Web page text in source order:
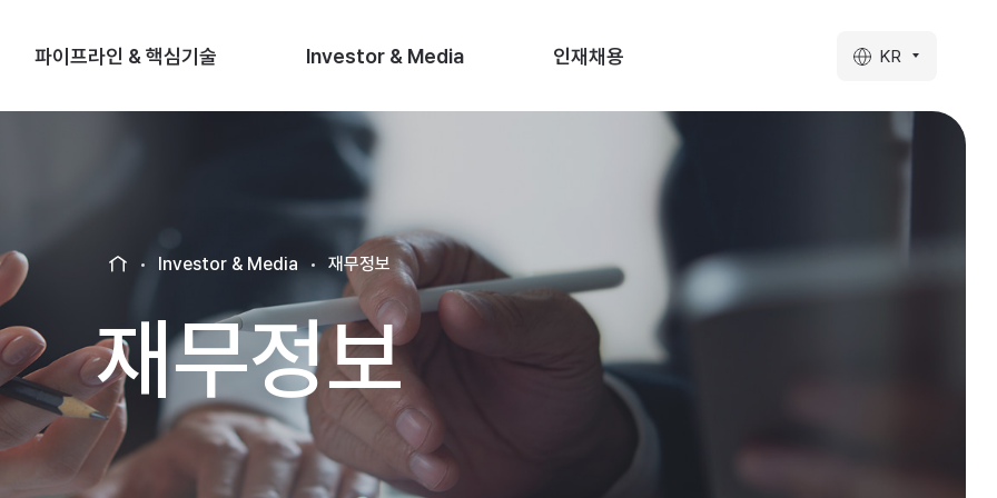
파이프라인 & 핵심기술 Investor & Media 인재채용 KR
H
E
Investor & Media 재무정보
재무정보